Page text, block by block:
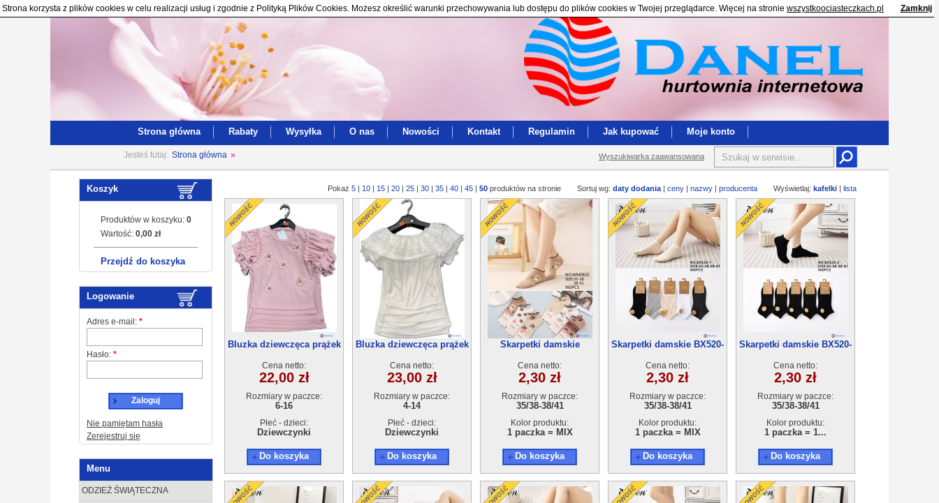
Strona korzysta z plików cookies w celu realizacji usług i zgodnie z Polityką Plików Cookies. Możesz określić warunki przechowywania lub dostępu do plików cookies w Twojej przeglądarce. Więcej na stronie wszystkoociasteczkach.pl Zamknij
Wyszukiwarka zaawansowana
Strona główna Rabaty Wysyłka O nas Nowości Kontakt Regulamin Jak kupować Moje konto
Jesteś tutaj: Strona główna »
Koszyk
Produktów w koszyku: 0
Wartość: 0,00 zł
Przejdź do koszyka
Logowanie
Adres e-mail: *
Hasło: *
Zaloguj
Nie pamiętam hasła
Zerejestruj się
Menu
ODZIEŻ ŚWIĄTECZNA
Pokaż 5 | 10 | 15 | 20 | 25 | 30 | 35 | 40 | 45 | 50 produktów na stronie Sortuj wg: daty dodania | ceny | nazwy | producenta Wyświetlaj: kafelki | lista
Bluzka dziewczęca prążek
Cena netto:
22,00 zł
Rozmiary w paczce:
6-16
Płeć - dzieci:
Dziewczynki
Do koszyka
Bluzka dziewczęca prążek
Cena netto:
23,00 zł
Rozmiary w paczce:
4-14
Płeć - dzieci:
Dziewczynki
Do koszyka
Skarpetki damskie
Cena netto:
2,30 zł
Rozmiary w paczce:
35/38-38/41
Kolor produktu:
1 paczka = MIX
Do koszyka
Skarpetki damskie BX520-
Cena netto:
2,30 zł
Rozmiary w paczce:
35/38-38/41
Kolor produktu:
1 paczka = MIX
Do koszyka
Skarpetki damskie BX520-
Cena netto:
2,30 zł
Rozmiary w paczce:
35/38-38/41
Kolor produktu:
1 paczka = 1...
Do koszyka